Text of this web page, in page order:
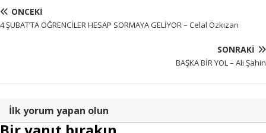
ÖNCEKI
4 ŞUBAT’TA ÖĞRENCİLER HESAP SORMAYA GELİYOR – Celal Özkızan
SONRAKI
BAŞKA BİR YOL – Ali Şahin
İlk yorum yapan olun